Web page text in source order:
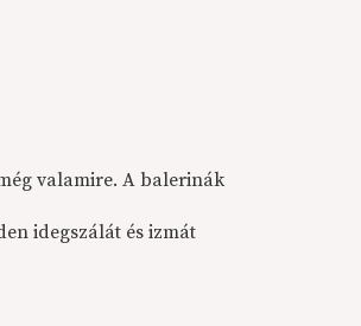
valamire. A baleri­nák
idegszálát és izmát